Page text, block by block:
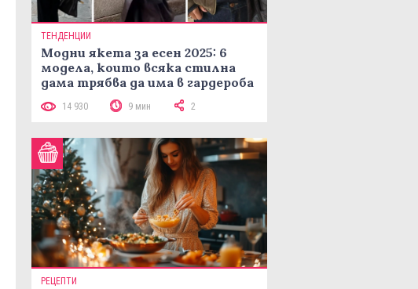
ТЕНДЕНЦИИ
Модни якета за есен 2025: 6
модела, които всяка стилна
дама трябва да има в гардероба
14 930 9 мин 2
РЕЦЕПТИ